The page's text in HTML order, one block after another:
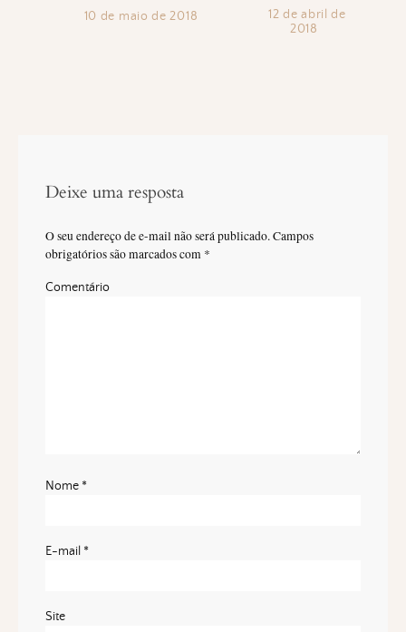
10 de maio de 2018
12 de abril de
2018
Deixe uma resposta
O seu endereço de e-mail não será publicado.Campos
obrigatórios são marcados com *
Comentário
Nome *
E-mail *
Site